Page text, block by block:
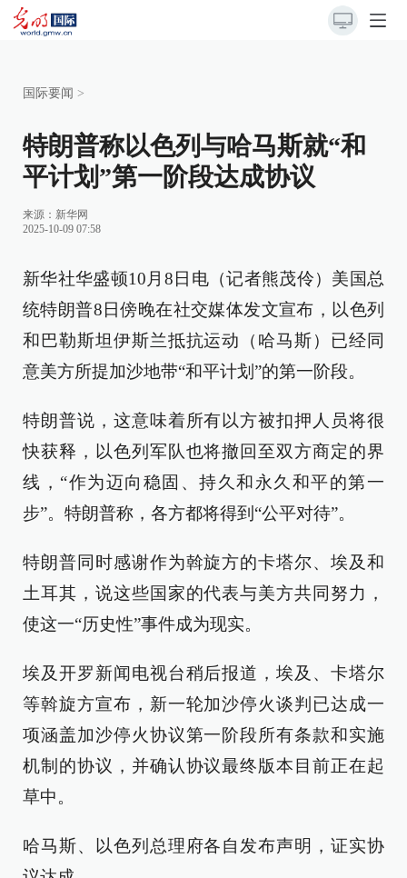
国际要闻 >
特朗普称以色列与哈马斯就“和
平计划”第一阶段达成协议
来源： 新华网
2025-10-09 07:58
新华社华盛顿10月8日电（记者熊茂伶）美国总
统特朗普8日傍晚在社交媒体发文宣布，以色列
和巴勒斯坦伊斯兰抵抗运动（哈马斯）已经同
意美方所提加沙地带“和平计划”的第一阶段。
特朗普说，这意味着所有以方被扣押人员将很
快获释，以色列军队也将撤回至双方商定的界
线，“作为迈向稳固、持久和永久和平的第一
步”。特朗普称，各方都将得到“公平对待”。
特朗普同时感谢作为斡旋方的卡塔尔、埃及和
土耳其，说这些国家的代表与美方共同努力，
使这一“历史性”事件成为现实。
埃及开罗新闻电视台稍后报道，埃及、卡塔尔
等斡旋方宣布，新一轮加沙停火谈判已达成一
项涵盖加沙停火协议第一阶段所有条款和实施
机制的协议，并确认协议最终版本目前正在起
草中。
哈马斯、以色列总理府各自发布声明，证实协